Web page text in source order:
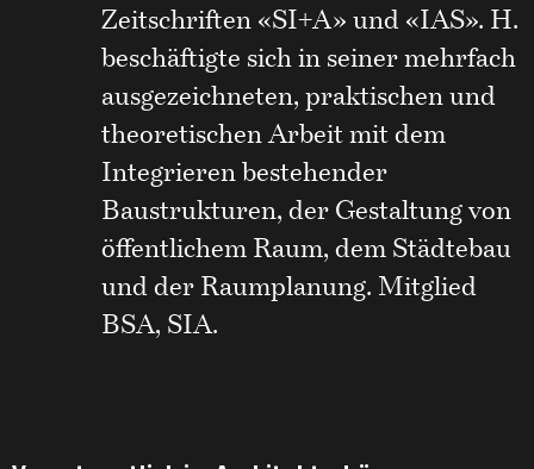
Zeitschriften «SI+A» und «IAS». H.
beschäftigte sich in seiner mehrfach
ausgezeichneten, praktischen und
theoretischen Arbeit mit dem
Integrieren bestehender
Baustrukturen, der Gestaltung von
öffentlichem Raum, dem Städtebau
und der Raumplanung. Mitglied
BSA, SIA.